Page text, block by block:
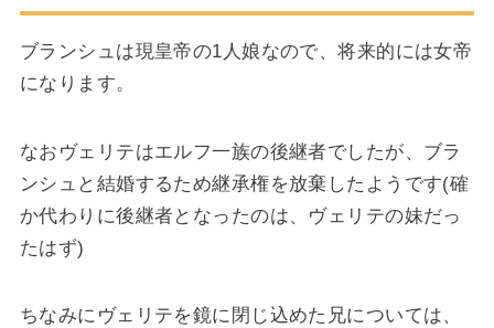
ブランシュは現皇帝の1人娘なので、将来的には女帝
になります。
なおヴェリテはエルフ一族の後継者でしたが、ブラ
ンシュと結婚するため継承権を放棄したようです(確
か代わりに後継者となったのは、ヴェリテの妹だっ
たはず)
ちなみにヴェリテを鏡に閉じ込めた兄については、